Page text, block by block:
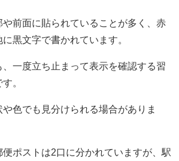
前面に貼られていることが多く、赤
黒文字で書かれています。
一度立ち止まって表示を確認する習
。
色でも見分けられる場合がありま
ポストは2口に分かれていますが、駅